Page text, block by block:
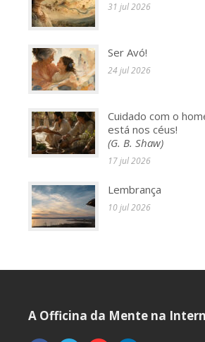
31 jul 2026
Ser Avó!
24 jul 2026
Cuidado com o
está nos céus!
(G. B. Shaw)
17 jul 2026
Lembrança
10 jul 2026
A Officina da Mente na